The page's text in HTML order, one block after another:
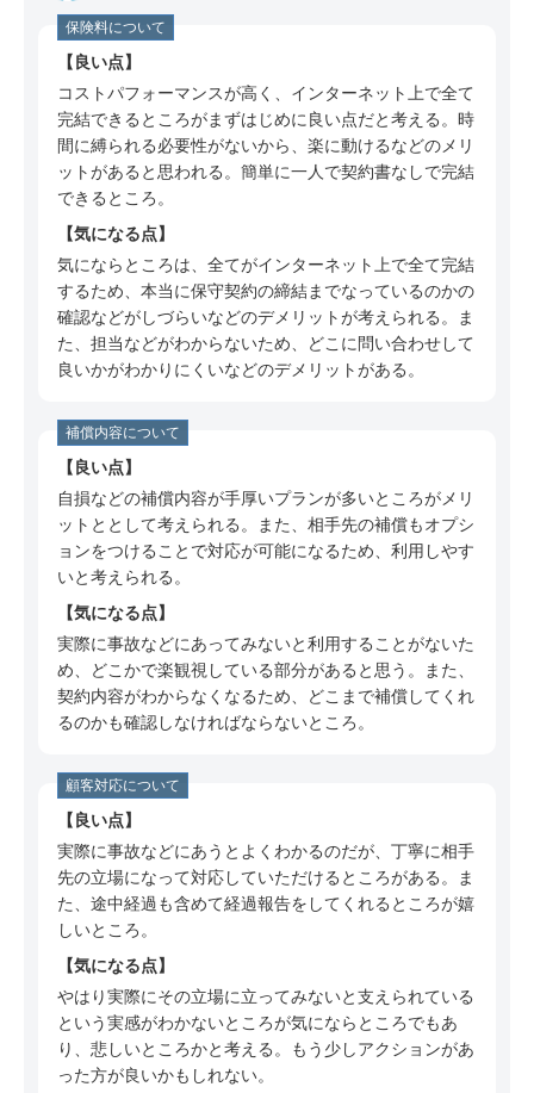
60代 女性（石川県）のSBI損保についての口コ
ミ
50代 女性（千葉県）のSBI損保についての口コ
ミ
40代 女性（東京都）のSBI損保についての口コ
ミ
60代 女性（兵庫県）のSBI損保についての口コ
ミ
50代 女性（秋田県）のSBI損保についての口コ
ミ
40代 女性（滋賀県）のSBI損保についての口コ
50代 女性（静岡県）のSBI損保についての口コ
ミ
40代 女性（茨城県）のSBI損保についての口コ
ミ
60代 女性（愛知県）のSBI損保についての口コ
ミ
40代 女性（神奈川県）のSBI損保についての口
コミ
30代 女性（福岡県）のSBI損保についての口コ
40代 女性（埼玉県）のSBI損保についての口コ
ミ
50代 男性（北海道）のSBI損保についての口コ
ミ
60代 男性（千葉県）のSBI損保についての口コ
ミ
60代 男性（茨城県）のSBI損保についての口コ
ミ
40代 女性（埼玉県）のSBI損保についての口コ
ミ
保険料について
良い点
コストパフォーマンスが高く、インターネット上で全て
完結できるところがまずはじめに良い点だと考える。時
間に縛られる必要性がないから、楽に動けるなどのメリ
ットがあると思われる。簡単に一人で契約書なしで完結
できるところ。
気になる点
気にならところは、全てがインターネット上で全て完結
するため、本当に保守契約の締結までなっているのかの
確認などがしづらいなどのデメリットが考えられる。ま
た、担当などがわからないため、どこに問い合わせして
良いかがわかりにくいなどのデメリットがある。
補償内容について
良い点
自損などの補償内容が手厚いプランが多いところがメリ
ットととして考えられる。また、相手先の補償もオプシ
ョンをつけることで対応が可能になるため、利用しやす
いと考えられる。
気になる点
実際に事故などにあってみないと利用することがないた
め、どこかで楽観視している部分があると思う。また、
契約内容がわからなくなるため、どこまで補償してくれ
るのかも確認しなければならないところ。
顧客対応について
良い点
実際に事故などにあうとよくわかるのだが、丁寧に相手
先の立場になって対応していただけるところがある。ま
た、途中経過も含めて経過報告をしてくれるところが嬉
しいところ。
気になる点
やはり実際にその立場に立ってみないと支えられている
という実感がわかないところが気にならところでもあ
り、悲しいところかと考える。もう少しアクションがあ
った方が良いかもしれない。